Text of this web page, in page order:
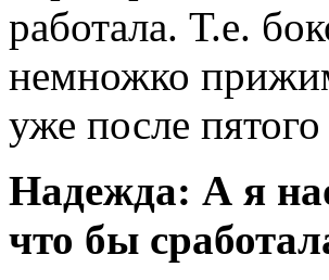
работала. Т.е.
немножко
уже после
Надежда: А я
что бы